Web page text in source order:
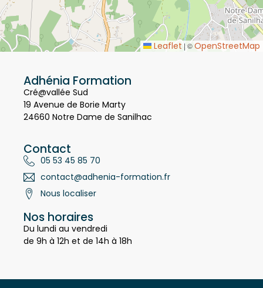
Adhénia Formation
Cré@vallée Sud
19 Avenue de Borie Marty
Contact
05 53 45 85 70
contact@adhenia-formation.fr
Nos horaires
Du lundi au vendredi